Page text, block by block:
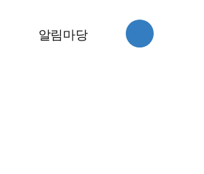
알림마당